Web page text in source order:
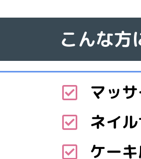
こんな方
マッ
ネイ
ケー